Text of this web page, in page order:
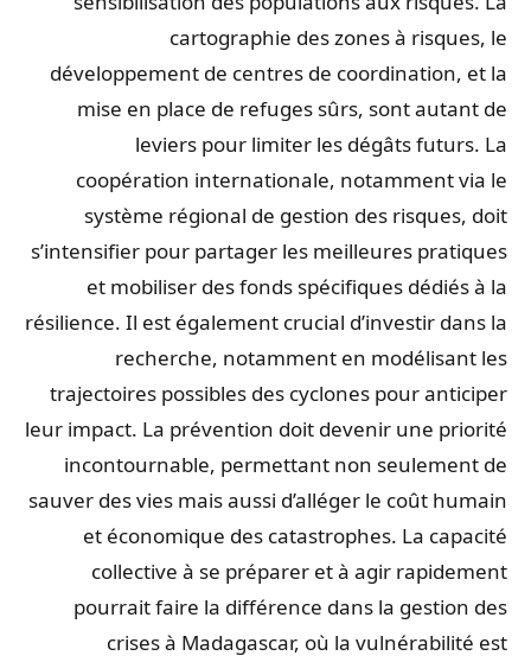
cartographie des zones à risques, le
développement de centres de coordination, et la
mise en place de refuges sûrs, sont autant de
leviers pour limiter les dégâts futurs. La
coopération internationale, notamment via le
système régional de gestion des risques, doit
s’intensifier pour partager les meilleures pratiques
et mobiliser des fonds spécifiques dédiés à la
résilience. Il est également crucial d’investir dans la
recherche, notamment en modélisant les
trajectoires possibles des cyclones pour anticiper
leur impact. La prévention doit devenir une priorité
incontournable, permettant non seulement de
sauver des vies mais aussi d’alléger le coût humain
et économique des catastrophes. La capacité
collective à se préparer et à agir rapidement
pourrait faire la différence dans la gestion des
crises à Madagascar, où la vulnérabilité est